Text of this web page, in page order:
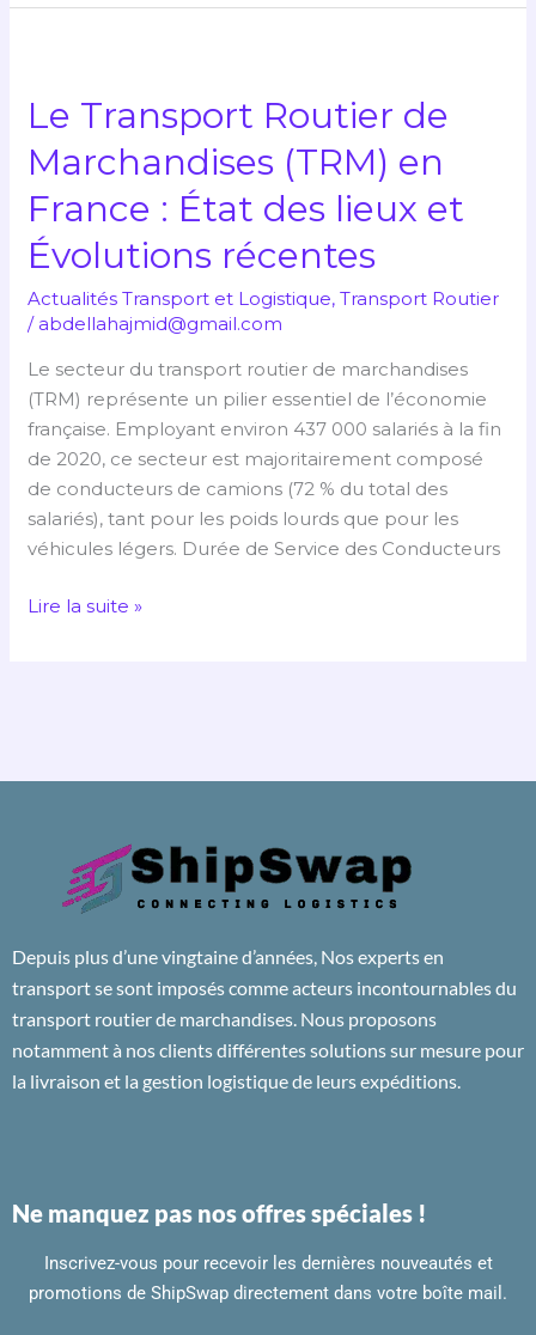
Le Transport Routier de
Marchandises (TRM) en
France : État des lieux et
Évolutions récentes
Actualités Transport et Logistique,Transport Routier
/ abdellahajmid@gmail.com
Le secteur du transport routier de marchandises
(TRM) représente un pilier essentiel de l’économie
française. Employant environ 437 000 salariés à la fin
de 2020, ce secteur est majoritairement composé
de conducteurs de camions (72 % du total des
salariés), tant pour les poids lourds que pour les
véhicules légers. Durée de Service des Conducteurs
Routier
Marchandises
(TRM)
en
France
État
lieux
et
Évolutions
récentes
Lire la suite »
Depuis plus d’une vingtaine d’années, Nos experts en
transport se sont imposés comme acteurs incontournables du
transport routier de marchandises. Nous proposons
notamment à nos clients différentes solutions sur mesure pour
la livraison et la gestion logistique de leurs expéditions.
Ne manquez pas nos offres spéciales !
Inscrivez-vous pour recevoir les dernières nouveautés et
promotions de ShipSwap directement dans votre boîte mail.